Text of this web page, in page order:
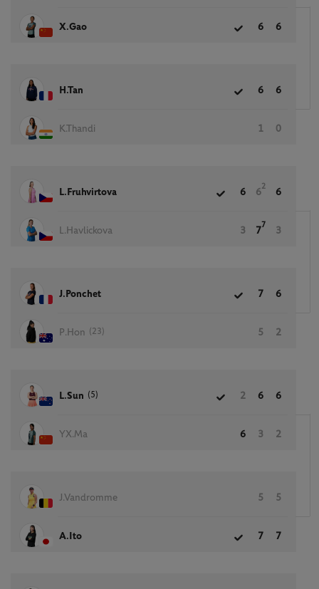
X.Gao 6 6
H.Tan 6 6
K.Thandi 1 0
L.Fruhvirtova 6 6
2
6
L.Havlickova 3 7
7
3
J.Ponchet 7 6
P.Hon (23) 5 2
L.Sun (5) 2 6 6
YX.Ma 6 3 2
J.Vandromme 5 5
A.Ito 7 7